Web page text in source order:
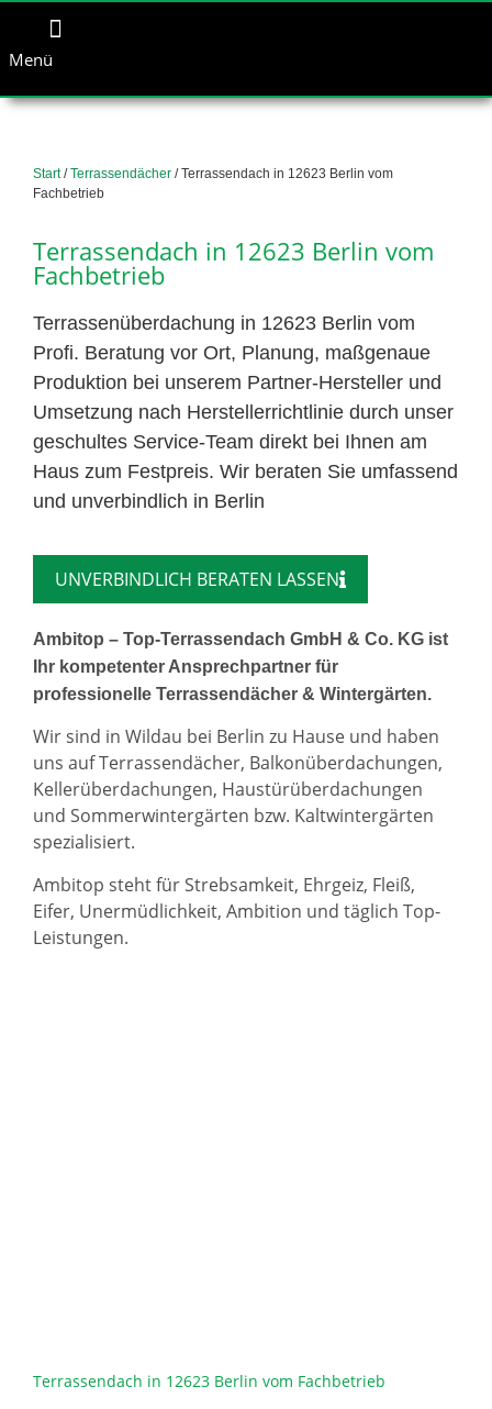
Menü
Start/Terrassendächer / Terrassendach in 12623 Berlin vom
Fachbetrieb
Terrassendach in 12623 Berlin vom
Fachbetrieb
Terrassenüberdachung in 12623 Berlin vom
Profi. Beratung vor Ort, Planung, maßgenaue
Produktion bei unserem Partner-Hersteller und
Umsetzung nach Herstellerrichtlinie durch unser
geschultes Service-Team direkt bei Ihnen am
Haus zum Festpreis. Wir beraten Sie umfassend
und unverbindlich in Berlin
UNVERBINDLICH BERATEN LASSEN
Ambitop – Top-Terrassendach GmbH & Co. KG ist
Ihr kompetenter Ansprechpartner für
professionelle Terrassendächer & Wintergärten.
Wir sind in Wildau bei Berlin zu Hause und haben
uns auf Terrassendächer, Balkonüberdachungen,
Kellerüberdachungen, Haustürüberdachungen
und Sommerwintergärten bzw. Kaltwintergärten
spezialisiert.
Ambitop steht für Strebsamkeit, Ehrgeiz, Fleiß,
Eifer, Unermüdlichkeit, Ambition und täglich Top-
Leistungen.
Terrassendach in 12623 Berlin vom Fachbetrieb